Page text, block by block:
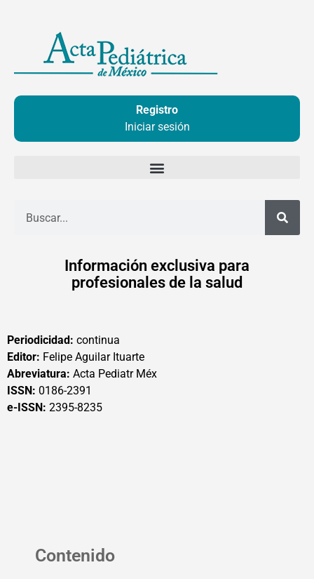
contenido
Registro
Iniciar sesión
Información exclusiva para
profesionales de la salud
Periodicidad: continua
Editor: Felipe Aguilar Ituarte
Abreviatura: Acta Pediatr Méx
ISSN: 0186-2391
e-ISSN: 2395-8235
Contenido